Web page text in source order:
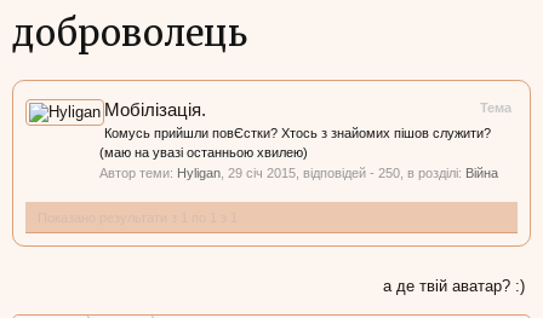
доброволець
Тема
Мобілізація.
Комусь прийшли повЄстки? Хтось з знайомих пішов служити?
(маю на увазі останньою хвилею)
Автор теми: Hyligan 29 січ 2015 , відповідей - 250, в розділі: Війна
а де твій аватар? :)